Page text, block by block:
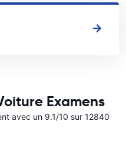
de voitures en Varna
Examens
avec un 9.1/10 sur 12840